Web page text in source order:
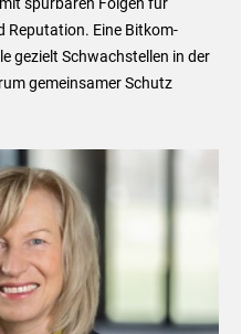
spürbaren Folgen für
Reputation. Eine Bitkom-
gezielt Schwachstellen in der
gemeinsamer Schutz